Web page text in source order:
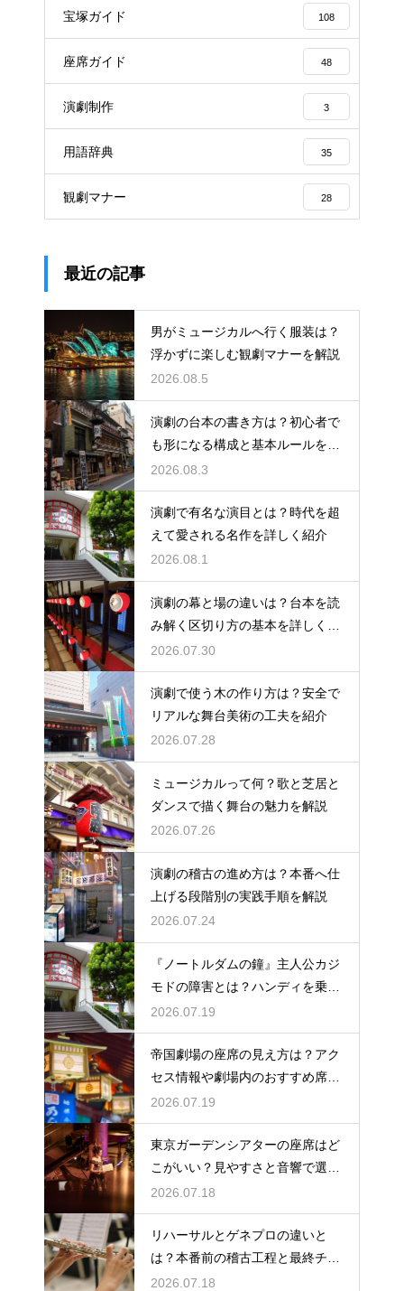
宝塚ガイド 108
座席ガイド 48
演劇制作 3
用語辞典 35
観劇マナー 28
最近の記事
男がミュージカルへ行く服装は？
浮かずに楽しむ観劇マナーを解説
2026.08.5
演劇の台本の書き方は？初心者で
も形になる構成と基本ルールを解
説
2026.08.3
演劇で有名な演目とは？時代を超
えて愛される名作を詳しく紹介
2026.08.1
演劇の幕と場の違いは？台本を読
み解く区切り方の基本を詳しく解
説
2026.07.30
演劇で使う木の作り方は？安全で
リアルな舞台美術の工夫を紹介
2026.07.28
ミュージカルって何？歌と芝居と
ダンスで描く舞台の魅力を解説
2026.07.26
演劇の稽古の進め方は？本番へ仕
上げる段階別の実践手順を解説
2026.07.24
『ノートルダムの鐘』主人公カジ
モドの障害とは？ハンディを乗り
越える姿に感動
2026.07.19
帝国劇場の座席の見え方は？アク
セス情報や劇場内のおすすめ席を
徹底ガイド
2026.07.19
東京ガーデンシアターの座席はど
こがいい？見やすさと音響で選ぶ
おすすめのポジション
2026.07.18
リハーサルとゲネプロの違いと
は？本番前の稽古工程と最終チェ
ックの意味を解説
2026.07.18